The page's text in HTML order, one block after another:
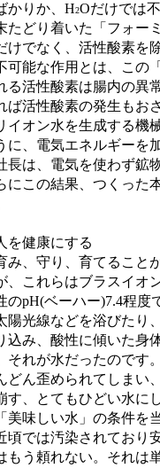
りか、H2Oだけでは
どり着いた「フォー
でなく、活性酸素を
能な作用とは、この
活性酸素は腸内の異
活性酸素の発生もお
オン水を生成する機
、電気エネルギーを
は、電気を使わず鉱
この結果、つくった
健康にする
、守り、育てること
これらはブラスイオ
ベーハー)7.4程度
光線などを浴びたり
み、酸性に傾いた身
れが水だったのです
ん歪められてしまい
、とてもひどい水に
味しい水」の条件を
では汚染されており
う頼れない。それは